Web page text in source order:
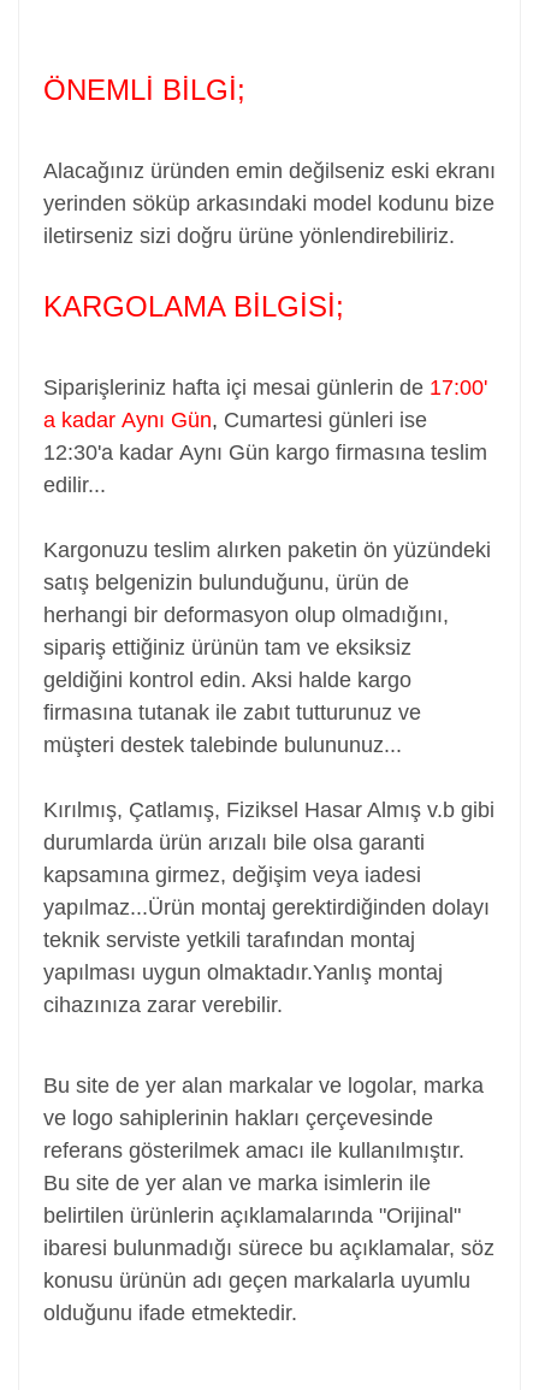
ÖNEMLİ BİLGİ;
Alacağınız üründen emin değilseniz eski ekranı
yerinden söküp arkasındaki model kodunu bize
iletirseniz sizi doğru ürüne yönlendirebiliriz.
KARGOLAMA BİLGİSİ;
Siparişleriniz hafta içi mesai günlerin de 17:00'
a kadar Aynı Gün, Cumartesi günleri ise
12:30'a kadar Aynı Gün kargo firmasına teslim
edilir...
Kargonuzu teslim alırken paketin ön yüzündeki
satış belgenizin bulunduğunu, ürün de
herhangi bir deformasyon olup olmadığını,
sipariş ettiğiniz ürünün tam ve eksiksiz
geldiğini kontrol edin. Aksi halde kargo
firmasına tutanak ile zabıt tutturunuz ve
müşteri destek talebinde bulununuz...
Kırılmış, Çatlamış, Fiziksel Hasar Almış v.b gibi
durumlarda ürün arızalı bile olsa garanti
kapsamına girmez, değişim veya iadesi
yapılmaz...Ürün montaj gerektirdiğinden dolayı
teknik serviste yetkili tarafından montaj
yapılması uygun olmaktadır.Yanlış montaj
cihazınıza zarar verebilir.
Bu site de yer alan markalar ve logolar, marka
ve logo sahiplerinin hakları çerçevesinde
referans gösterilmek amacı ile kullanılmıştır.
Bu site de yer alan ve marka isimlerin ile
belirtilen ürünlerin açıklamalarında "Orijinal"
ibaresi bulunmadığı sürece bu açıklamalar, söz
konusu ürünün adı geçen markalarla uyumlu
olduğunu ifade etmektedir.